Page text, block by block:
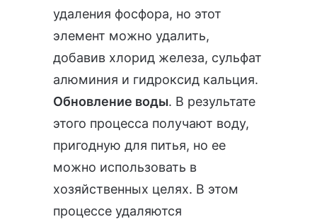
удаления фосфора, но этот
элемент можно удалить,
добавив хлорид железа, сульфат
алюминия и гидроксид кальция.
Обновление воды. В результате
этого процесса получают воду,
пригодную для питья, но ее
можно использовать в
хозяйственных целях. В этом
процессе удаляются